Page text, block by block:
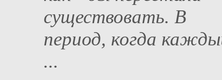
существовать. В
период, когда
...